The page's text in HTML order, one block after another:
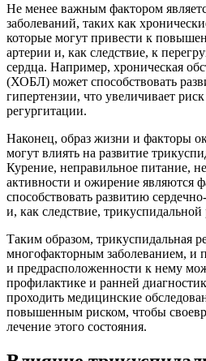
Не менее важным фактором
заболеваний, таких как
которые могут привести к
артерии и, как следствие, к
сердца. Например, хроническая
(ХОБЛ) может способствовать
гипертензии, что увеличивает
регургитации.
Наконец, образ жизни и факторы
могут влиять на развитие
Курение, неправильное питание,
активности и ожирение являются
способствовать развитию
и, как следствие, трикуспидальной
Таким образом, трикуспидальная
многофакторным заболеванием, и
и предрасположенности к нему
профилактике и ранней
проходить медицинские
повышенным риском, чтобы
лечение этого состояния.